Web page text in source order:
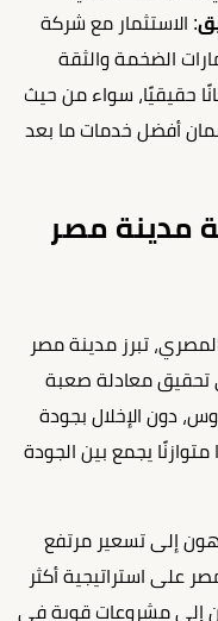
: الاستثمار مع شركة
الضخمة والثقة
حقيقيًا، سواء من حيث
ضمان أفضل خدمات ما بعد
مدينة مصر
تبرز مدينة مصر
تحقيق معادلة صعبة
دون الإخلال بجودة
متوازنًا يجمع بين الجودة
إلى تسعير مرتفع
على استراتيجية أكثر
إلى مشروعات قوية في